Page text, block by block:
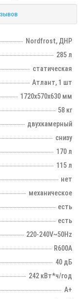
Nordfrost, ДНР
285 л
статическая
Атлант, 1 шт
1720х570х630 мм
58 кг
двухкамерный
снизу
170 л
115 л
нет
механическое
есть
есть
220-240V~50Hz
R600A
40 дБ
242 кВт*ч/год
А+